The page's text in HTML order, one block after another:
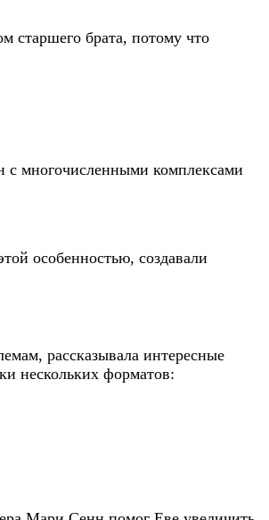
старшего брата, потому что
с многочисленными комплексами
особенностью, создавали
рассказывала интересные
нескольких форматов: